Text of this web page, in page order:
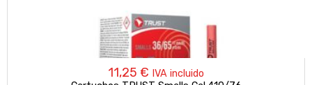
11,25 € IVA incluido